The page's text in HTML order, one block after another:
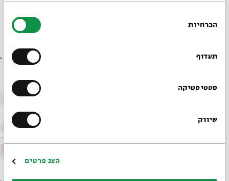
הסכמה
הכרחיות
תעדוף
סטטיסטיקה
שיווק
הצג פרטים